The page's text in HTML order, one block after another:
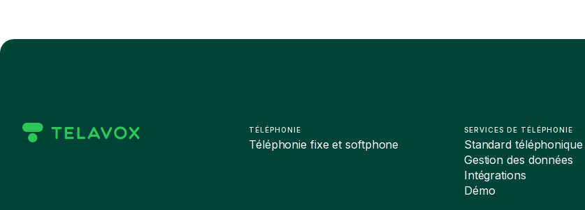
TÉLÉPHONIE
Téléphonie fixe et softphone
SERVICES DE TÉLÉPHONIE
Standard téléphonique
Gestion des données
Intégrations
Démo